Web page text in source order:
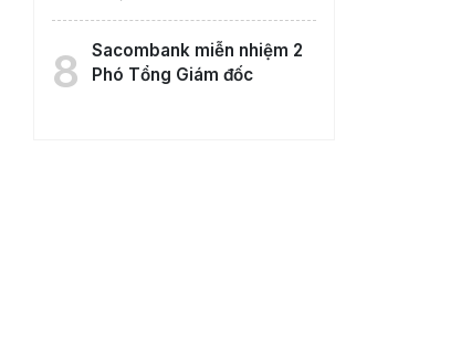
8
Sacombank miễn nhiệm 2
Phó Tổng Giám đốc